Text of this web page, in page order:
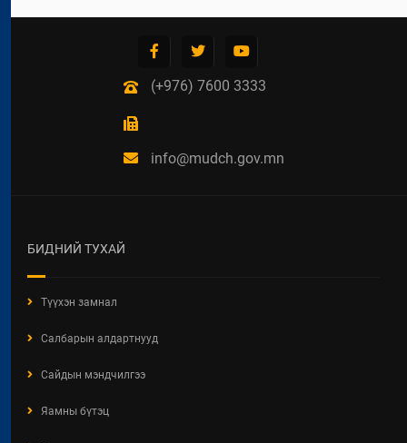
(+976) 7600 3333
info@mudch.gov.mn
БИДНИЙ ТУХАЙ
Түүхэн замнал
Салбарын алдартнууд
Сайдын мэндчилгээ
Яамны бүтэц